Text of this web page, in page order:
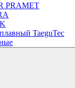
PRAMET
TaeguTec